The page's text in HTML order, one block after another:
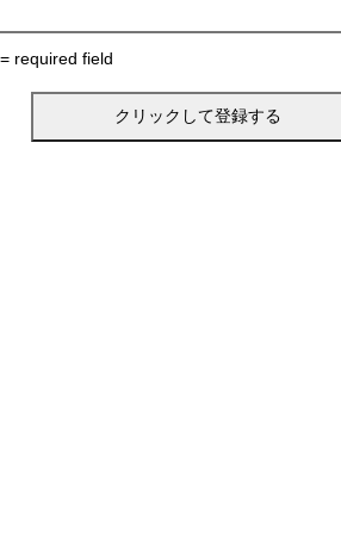
required field